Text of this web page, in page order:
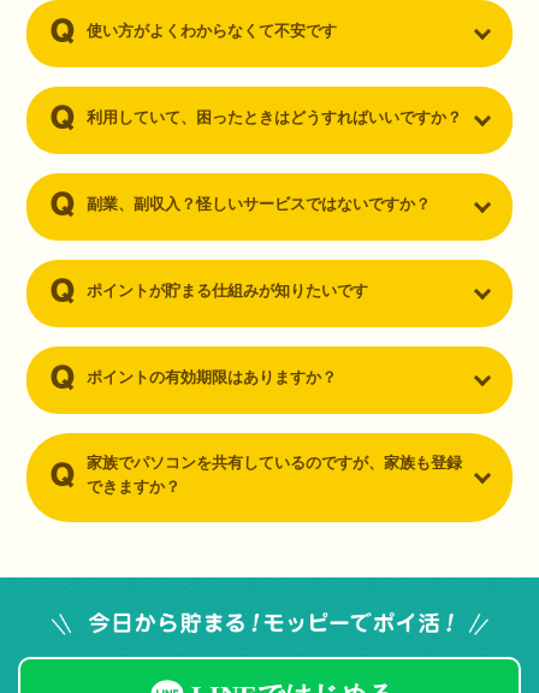
使い方がよくわからなくて不安です
利用していて、困ったときはどうすればいいですか？
副業、副収入？怪しいサービスではないですか？
ポイントが貯まる仕組みが知りたいです
ポイントの有効期限はありますか？
家族でパソコンを共有しているのですが、家族も登録
できますか？